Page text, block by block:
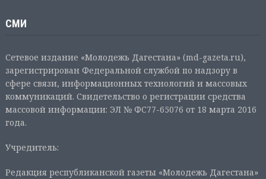
СМИ
Сетевое издание «Молодежь Дагестана» (md-gazeta.ru),
зарегистрирован Федеральной службой по надзору в
сфере связи, информационных технологий и массовых
коммуникаций. Свидетельство о регистрации средства
массовой информации: ЭЛ № ФС77-65076 от 18 марта 2016
года.
Учредитель:
Редакция республиканской газеты «Молодежь Дагестана»